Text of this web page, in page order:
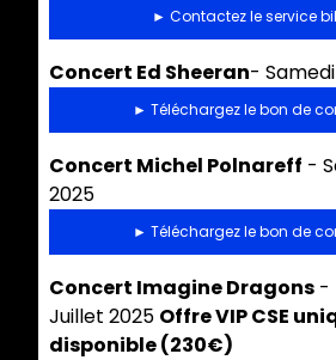
► Contactez le service
Concert Ed Sheeran-
► Téléchargez le bon de
Concert Michel Polnareff -
2025
► Téléchargez le bon de
Concert Imagine Dragons-
Juillet 2025 Offre VIP CSE
disponible (230€)